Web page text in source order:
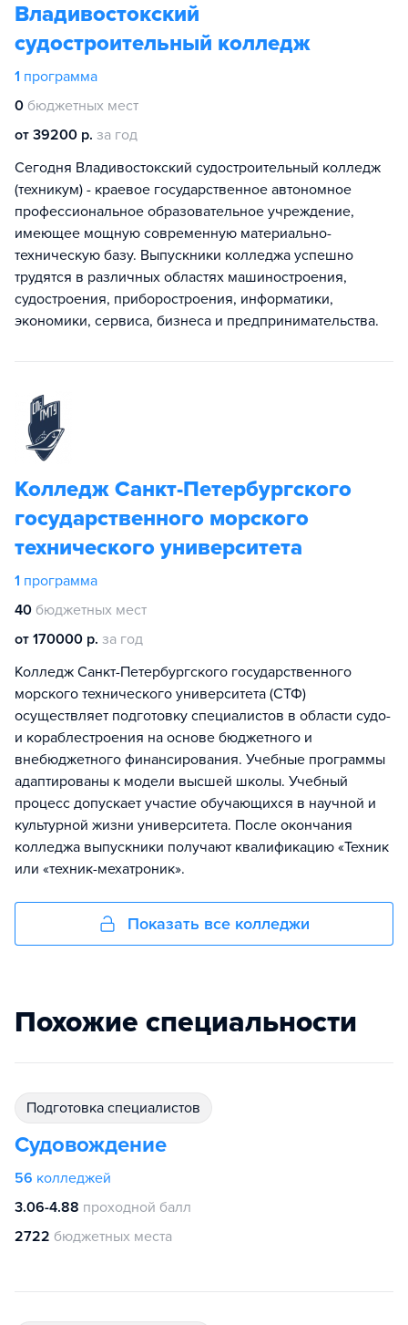
Владивостокский
судостроительный колледж
1 программа
0 бюджетных мест
от 39200 р. за год
Сегодня Владивостокский судостроительный колледж
(техникум) - краевое государственное автономное
профессиональное образовательное учреждение,
имеющее мощную современную материально-
техническую базу. Выпускники колледжа успешно
трудятся в различных областях машиностроения,
судостроения, приборостроения, информатики,
экономики, сервиса, бизнеса и предпринимательства.
Колледж Санкт-Петербургского
государственного морского
технического университета
1 программа
40 бюджетных мест
от 170000 р. за год
Колледж Санкт-Петербургского государственного
морского технического университета (СТФ)
осуществляет подготовку специалистов в области судо-
и кораблестроения на основе бюджетного и
внебюджетного финансирования. Учебные программы
адаптированы к модели высшей школы. Учебный
процесс допускает участие обучающихся в научной и
культурной жизни университета. После окончания
колледжа выпускники получают квалификацию «Техник
или «техник-мехатроник».
Показать все колледжи
Похожие специальности
подготовка специалистов
Судовождение
56 колледжей
3.06-4.88 проходной балл
2722 бюджетных места